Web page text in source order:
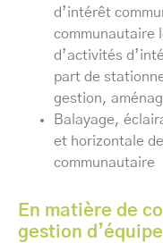
d’intérêt
communautaire
d’activités
part de
gestion,
Balayage,
et horizontale
communautaire
En matière de
gestion